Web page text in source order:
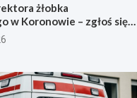
żłobka
w Koronowie – zgłoś się